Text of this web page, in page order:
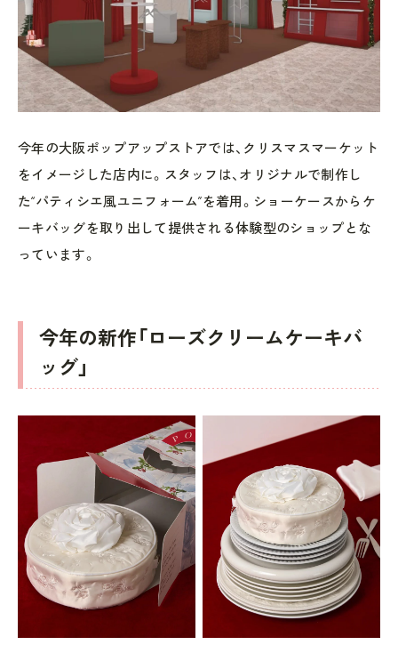
今年の大阪ポップアップストアでは、クリスマスマーケット
をイメージした店内に。スタッフは、オリジナルで制作し
た“パティシエ風ユニフォーム”を着用。ショーケースからケ
ーキバッグを取り出して提供される体験型のショップとな
っています。
今年の新作「ローズクリームケーキバ
ッグ」